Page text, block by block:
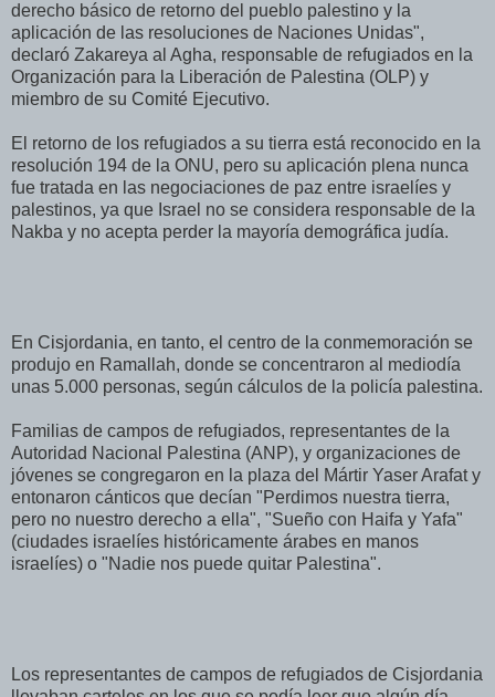
derecho básico de retorno del pueblo palestino y la
aplicación de las resoluciones de Naciones Unidas",
declaró Zakareya al Agha, responsable de refugiados en la
Organización para la Liberación de Palestina (OLP) y
miembro de su Comité Ejecutivo.
El retorno de los refugiados a su tierra está reconocido en la
resolución 194 de la ONU, pero su aplicación plena nunca
fue tratada en las negociaciones de paz entre israelíes y
palestinos, ya que Israel no se considera responsable de la
Nakba y no acepta perder la mayoría demográfica judía.
En Cisjordania, en tanto, el centro de la conmemoración se
produjo en Ramallah, donde se concentraron al mediodía
unas 5.000 personas, según cálculos de la policía palestina.
Familias de campos de refugiados, representantes de la
Autoridad Nacional Palestina (ANP), y organizaciones de
jóvenes se congregaron en la plaza del Mártir Yaser Arafat y
entonaron cánticos que decían "Perdimos nuestra tierra,
pero no nuestro derecho a ella", "Sueño con Haifa y Yafa"
(ciudades israelíes históricamente árabes en manos
israelíes) o "Nadie nos puede quitar Palestina".
Los representantes de campos de refugiados de Cisjordania